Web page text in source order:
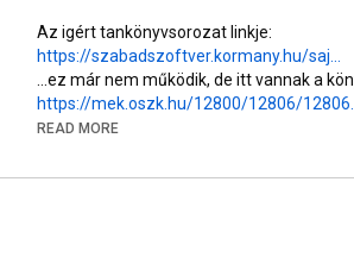
https://szabadszoftver.kormany.hu/saj...
https://mek.oszk.hu/12800/12806/12806...
https://mek.oszk.hu/12800/12807/12807...
READ MORE